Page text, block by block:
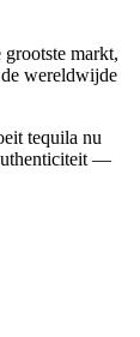
markt,
wereldwijde
tequila nu
—